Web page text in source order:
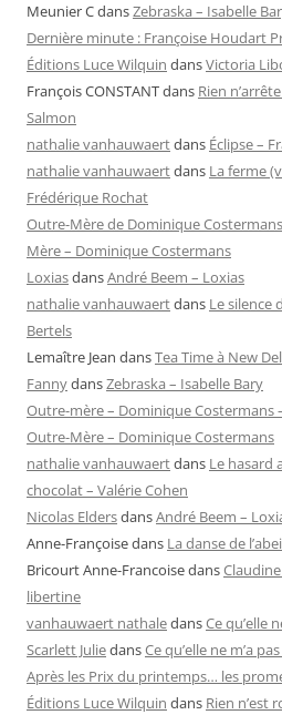
Meunier CdansZebraska – Isabelle
Dernière minute : Françoise Houdart
Éditions Luce Wilquin dansVictoria
François CONSTANTdans Rien
Salmon
nathalie vanhauwaertdans Éclipse –
nathalie vanhauwaertdans La ferme
Frédérique Rochat
Outre-Mère de Dominique
Mère – Dominique Costermans
LoxiasdansAndré Beem – Loxias
nathalie vanhauwaertdans Le silence
Bertels
Lemaître Jean dansTea Time à New
FannydansZebraska – Isabelle Bary
Outre-mère – Dominique Costermans –
Outre-Mère – Dominique Costermans
nathalie vanhauwaertdans Le hasard
chocolat – Valérie Cohen
Nicolas EldersdansAndré Beem –
Anne-Françoisedans La danse de
Bricourt Anne-Francoisedans
libertine
vanhauwaert nathaledansCe qu’elle
Scarlett JuliedansCe qu’elle ne m’a
Après les Prix du printemps… les
Éditions Luce Wilquin dans Rien n’est